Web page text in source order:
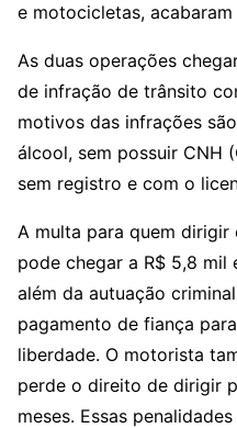
e motocicletas,
As duas operações
de infração de trânsito
motivos das infrações
álcool, sem possuir CNH
sem registro e com o
A multa para quem dirigir
pode chegar a R$ 5,8 mil
além da autuação
pagamento de fiança
liberdade. O motorista
perde o direito de dirigir
meses. Essas